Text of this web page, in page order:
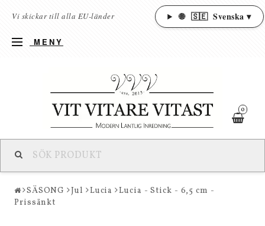
Vi skickar till alla EU-länder 🌐 🇸🇪 Svenska ▾
MENY
0
SÄSONG Jul Lucia
Lucia - Stick - 6,5 cm -
Prissänkt